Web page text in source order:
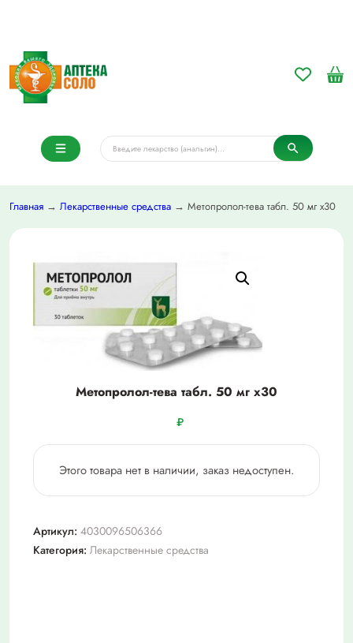
Главная → Лекарственные средства → Метопролол-тева табл. 50 мг х30
Метопролол-тева табл. 50 мг х30
₽
Этого товара нет в наличии, заказ недоступен.
Артикул: 4030096506366
Категория: Лекарственные средства